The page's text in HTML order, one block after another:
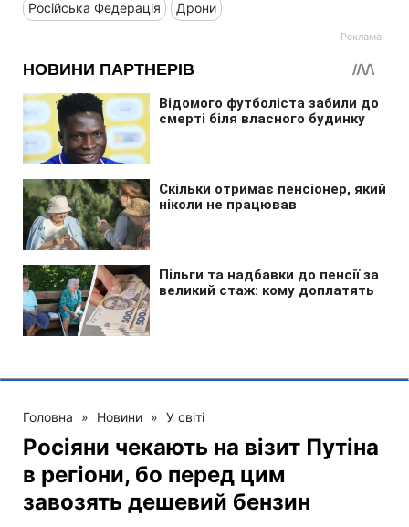
Російська Федерація Дрони
Головна » Новини » У світі
Росіяни чекають на візит Путіна
в регіони, бо перед цим
завозять дешевий бензин